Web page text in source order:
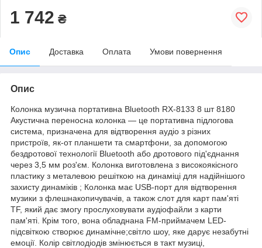
1 742 ₴
Опис Доставка Оплата Умови повернення
Опис
Колонка музична портативна Bluetooth RX-8133 8 шт 8180
Акустична переносна колонка — це портативна підлогова
система, призначена для відтворення аудіо з різних
пристроїв, як-от планшети та смартфони, за допомогою
бездротової технології Bluetooth або дротового під'єднання
через 3,5 мм роз'єм. Колонка виготовлена з високоякісного
пластику з металевою решіткою на динаміці для надійнішого
захисту динаміків ; Колонка має USB-порт для відтворення
музики з флешнакопичувачів, а також слот для карт пам'яті
TF, який дає змогу прослуховувати аудіофайли з карти
пам'яті. Крім того, вона обладнана FM-приймачем LED-
підсвіткою створює динамічне;світло шоу, яке дарує незабутні
емоції. Колір світлодіодів змінюється в такт музиці,